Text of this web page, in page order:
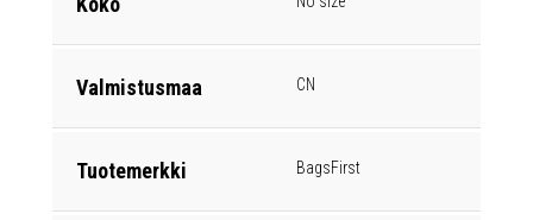
Valmistusmaa CN
Tuotemerkki BagsFirst